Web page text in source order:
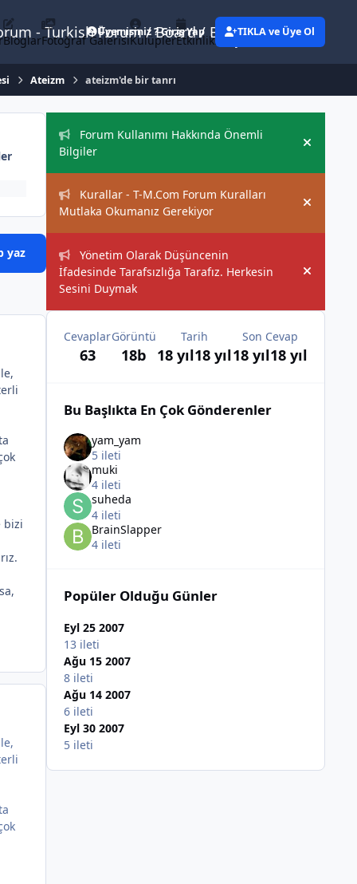
- Turkish Forum / Board / Blog
BloglarFotoğraf GalerisiKulüplerEtkinliklerEylemler
Üyemisiniz ? Giriş Yap TIKLA ve Üye Ol
Ateizm ateizm'de bir tanrı
yaz
bizi
Duyurular
Forum Kullanımı Hakkında Önemli
Bilgiler
Hide
Kurallar - T-M.Com Forum Kuralları
Mutlaka Okumanız Gerekiyor
Hide
Yönetim Olarak Düşüncenin
İfadesinde Tarafsızlığa Tarafız. Herkesin
Sesini Duymak
Hide
Cevaplar
63
Görüntü
18b
Tarih
18 yıl18 yıl
Son Cevap
18 yıl18 yıl
Bu Başlıkta En Çok Gönderenler
yam_yam
5 ileti
muki
4 ileti
suheda
4 ileti
BrainSlapper
4 ileti
Popüler Olduğu Günler
Eyl 25 2007
13 ileti
Ağu 15 2007
8 ileti
Ağu 14 2007
6 ileti
Eyl 30 2007
5 ileti